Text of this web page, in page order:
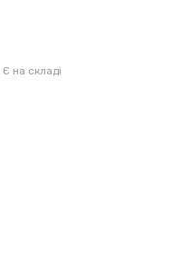
Є на складі